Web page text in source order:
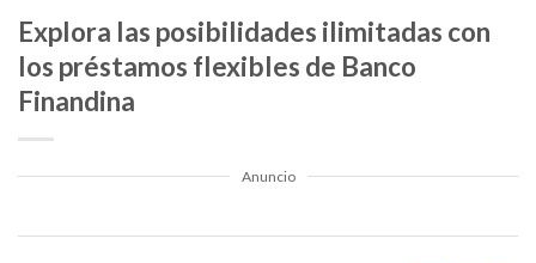
Explora las posibilidades ilimitadas con
los préstamos flexibles de Banco
Finandina
Anuncio